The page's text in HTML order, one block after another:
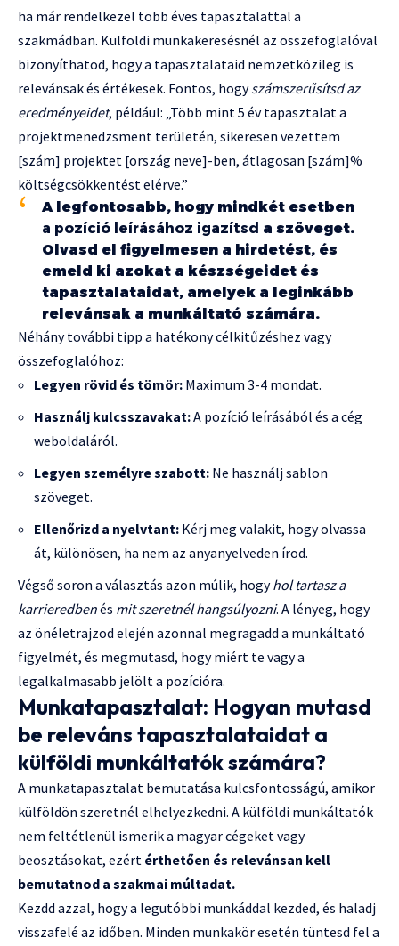
ha már rendelkezel több éves tapasztalattal a
szakmádban. Külföldi munkakeresésnél az összefoglalóval
bizonyíthatod, hogy a tapasztalataid nemzetközileg is
relevánsak és értékesek. Fontos, hogyszámszerűsítsd az
eredményeidet, például: „Több mint 5 év tapasztalat a
projektmenedzsment területén, sikeresen vezettem
[szám] projektet [ország neve]-ben, átlagosan [szám]%
költségcsökkentést elérve.”
A legfontosabb, hogy mindkét esetben
a pozíció leírásához igazítsd a szöveget.
Olvasd el figyelmesen a hirdetést, és
emeld ki azokat a készségeidet és
tapasztalataidat, amelyek a leginkább
relevánsak a munkáltató számára.
Néhány további tipp a hatékony célkitűzéshez vagy
összefoglalóhoz:
Legyen rövid és tömör: Maximum 3-4 mondat.
Használj kulcsszavakat:A pozíció leírásából és a cég
weboldaláról.
Legyen személyre szabott: Ne használj sablon
szöveget.
Ellenőrizd a nyelvtant: Kérj meg valakit, hogy olvassa
át, különösen, ha nem az anyanyelveden írod.
Végső soron a választás azon múlik, hogyhol tartasz a
karrieredbenés mit szeretnél hangsúlyozni. A lényeg, hogy
az önéletrajzod elején azonnal megragadd a munkáltató
figyelmét, és megmutasd, hogy miért te vagy a
legalkalmasabb jelölt a pozícióra.
Munkatapasztalat: Hogyan mutasd
be releváns tapasztalataidat a
külföldi munkáltatók számára?
A munkatapasztalat bemutatása kulcsfontosságú, amikor
külföldön szeretnél elhelyezkedni. A külföldi munkáltatók
nem feltétlenül ismerik a magyar cégeket vagy
beosztásokat, ezért érthetően és relevánsan kell
bemutatnod a szakmai múltadat.
Kezdd azzal, hogy a legutóbbi munkáddal kezded, és haladj
visszafelé az időben. Minden munkakör esetén tüntesd fel a